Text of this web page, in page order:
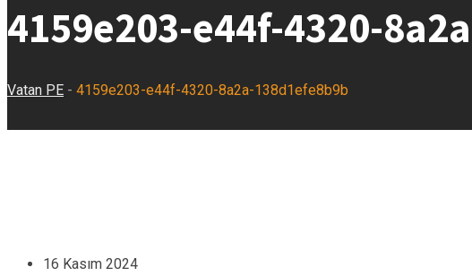
4159e203-e44f-4320-
Vatan PE - 4159e203-e44f-4320-8a2a-138d1efe8b9b
16 Kasım 2024